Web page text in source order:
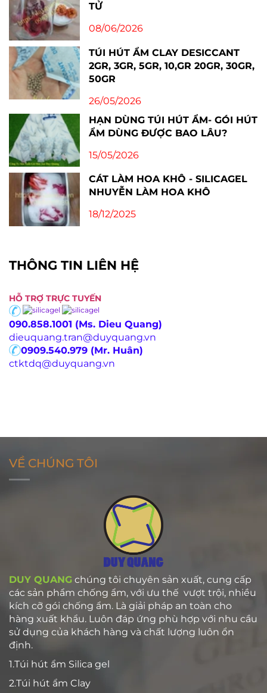
TỬ
08/06/2026
TÚI HÚT ẨM CLAY DESICCANT
2GR, 3GR, 5GR, 10,GR 20GR, 30GR,
50GR
26/05/2026
HẠN DÙNG TÚI HÚT ẨM- GÓI HÚT
ẨM DÙNG ĐƯỢC BAO LÂU?
15/05/2026
CÁT LÀM HOA KHÔ - SILICAGEL
NHUYỄN LÀM HOA KHÔ
18/12/2025
THÔNG TIN LIÊN HỆ
HỖ TRỢ TRỰC TUYẾN
090.858.1001 (Ms. Dieu Quang)
dieuquang.tran@duyquang.vn
0909.540.979 (Mr. Huân)
ctktdq@duyquang.vn
VỀ CHÚNG TÔI
DUY QUANG chúng tôi chuyên sản xuất, cung cấp
các sản phẩm chống ẩm, với ưu thế vượt trội, nhiều
kích cỡ gói chống ẩm. Là giải pháp an toàn cho
hàng xuất khẩu. Luôn đáp ứng phù hợp với nhu cầu
sử dụng của khách hàng và chất lượng luôn ổn
định.
1.Túi hút ẩm Silica gel
2.Túi hút ẩm Clay